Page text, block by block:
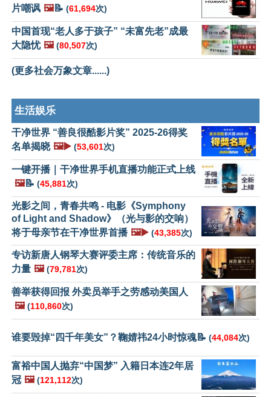
片嘲讽 🖼️📝 (61,694次)
中国首现“老人多于孩子” “未富先老”成最
大隐忧 🖼️ (80,507次)
(更多社会万象文章......)
生活娱乐
干净世界 “善良很酷影片奖” 2025-26得奖
名单揭晓 🖼️▶️ (53,601次)
一键开播｜干净世界手机直播功能正式上线
🖼️📝 (45,881次)
光影之间，青春共鸣 - 电影《Symphony
of Light and Shadow》（光与影的交响）
将于母亲节在干净世界首播 🖼️▶️ (43,385次)
专访新唐人钢琴大赛评委主席：传统音乐的
力量 🖼️ (79,781次)
善举获得回报 外卖员举手之劳感动美国人
🖼️ (110,860次)
谁要毁掉“四千年美女”？鞠婧祎24小时惊魂📝 (44,084次)
富裕中国人抛弃“中国梦” 入籍日本连2年居
冠 🖼️ (121,112次)